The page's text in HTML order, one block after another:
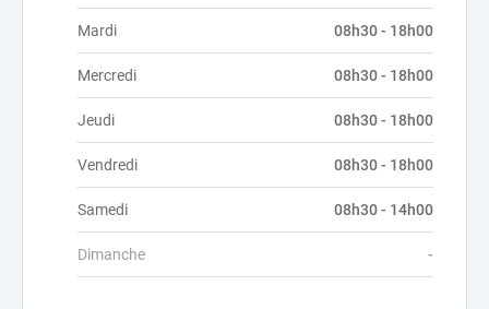
Mardi 08h30 - 18h00
Mercredi 08h30 - 18h00
Jeudi 08h30 - 18h00
Vendredi 08h30 - 18h00
Samedi 08h30 - 14h00
Dimanche -